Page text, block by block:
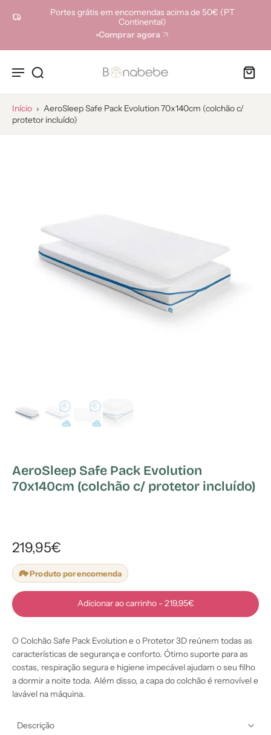
Portes grátis em encomendas acima de 50€ (PT
Continental)
Comprar agora
Início › AeroSleep Safe Pack Evolution 70x140cm (colchão c/
protetor incluído)
AeroSleep Safe Pack Evolution
70x140cm (colchão c/ protetor incluído)
219,95€
Produto por encomenda
Adicionar ao carrinho - 219,95€
O Colchão Safe Pack Evolution e o Protetor 3D reúnem todas as
características de segurança e conforto. Ótimo suporte para as
costas, respiração segura e higiene impecável ajudam o seu filho
a dormir a noite toda. Além disso, a capa do colchão é removível e
lavável na máquina.
Descrição